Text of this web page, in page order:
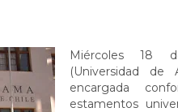
Miércoles 18
(Universidad de
encargada
estamentos